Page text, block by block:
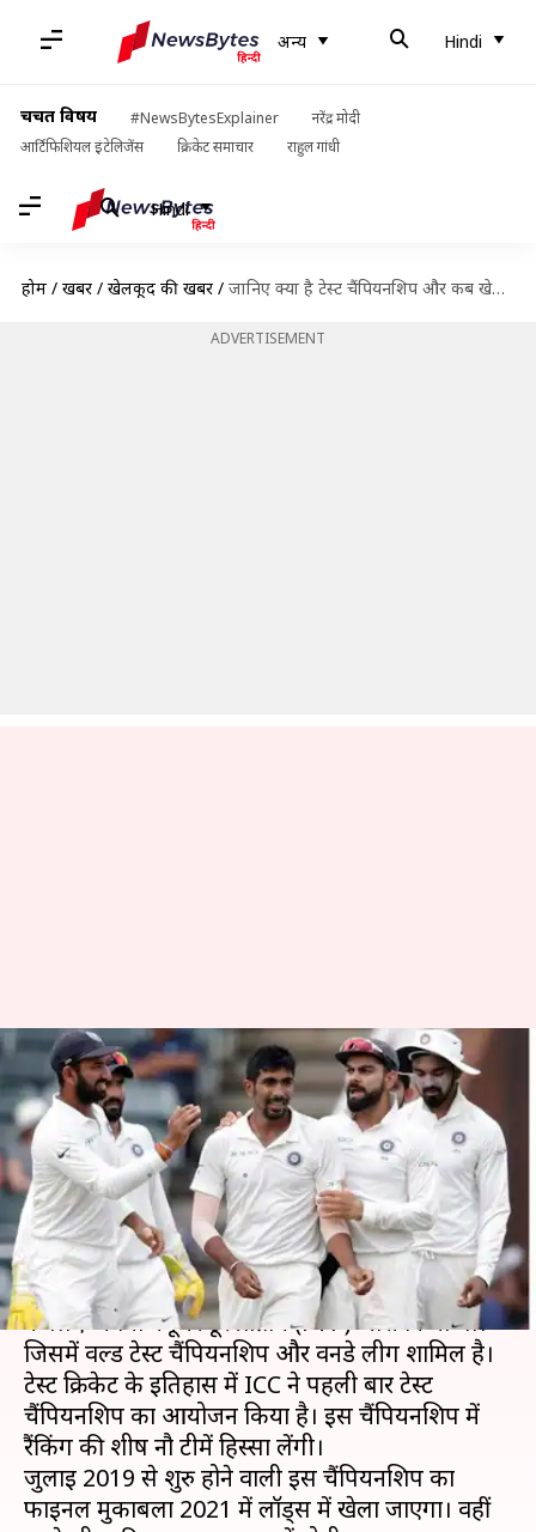
अन्य Hindi
चर्चित विषय #NewsBytesExplainer
नरेंद्र मोदी
आर्टिफिशियल इंटेलिजेंस
क्रिकेट समाचार राहुल गांधी
Hindi
होम / खबरें / खेलकूद की खबरें / जानिए क्या है टेस्ट चैंपियनशिप और कब खेला जाएगा इसका फाइनल, भारत के मैच और शेड्यूल
ADVERTISEMENT
जानिए क्या है टेस्ट चैंपियनशिप और
कब खेला जाएगा इसका फाइनल,
भारत के मैच और शेड्यूल
लेखन मोहम्मद वाहिद Jul 22, 2019 07:16 pm
क्या है खबर?
अंतर्राष्ट्रीय क्रिकेट परिषद (ICC) ने पिछले साल पांच सालों
के लिए अपना फ्यूचर टूर प्रोग्राम (FTP) जारी किया था।
जिसमें वर्ल्ड टेस्ट चैंपियनशिप और वनडे लीग शामिल है।
टेस्ट क्रिकेट के इतिहास में ICC ने पहली बार टेस्ट
चैंपियनशिप का आयोजन किया है। इस चैंपियनशिप में
रैंकिंग की शीर्ष नौ टीमें हिस्सा लेंगी।
जुलाई 2019 से शुरु होने वाली इस चैंपियनशिप का
फाइनल मुकाबला 2021 में लॉर्ड्स में खेला जाएगा। वहीं